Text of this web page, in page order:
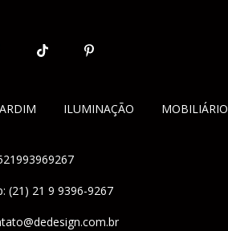
ILUMINAÇÃO MOBILIÁRIO
(21) 21 9 9396-9267